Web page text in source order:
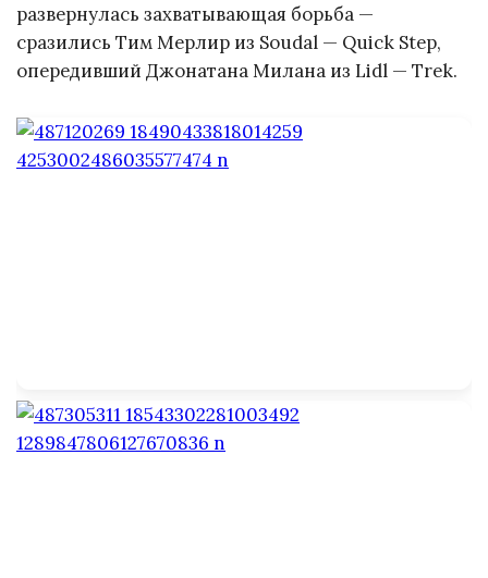
развернулась захватывающая борьба —
сразились Тим Мерлир из Soudal — Quick Step,
опередивший Джонатана Милана из Lidl — Trek.